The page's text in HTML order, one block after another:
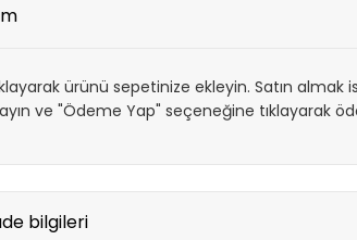
ürünü sepetinize ekleyin. Satın almak
ve "Ödeme Yap" seçeneğine tıklayarak
bilgileri